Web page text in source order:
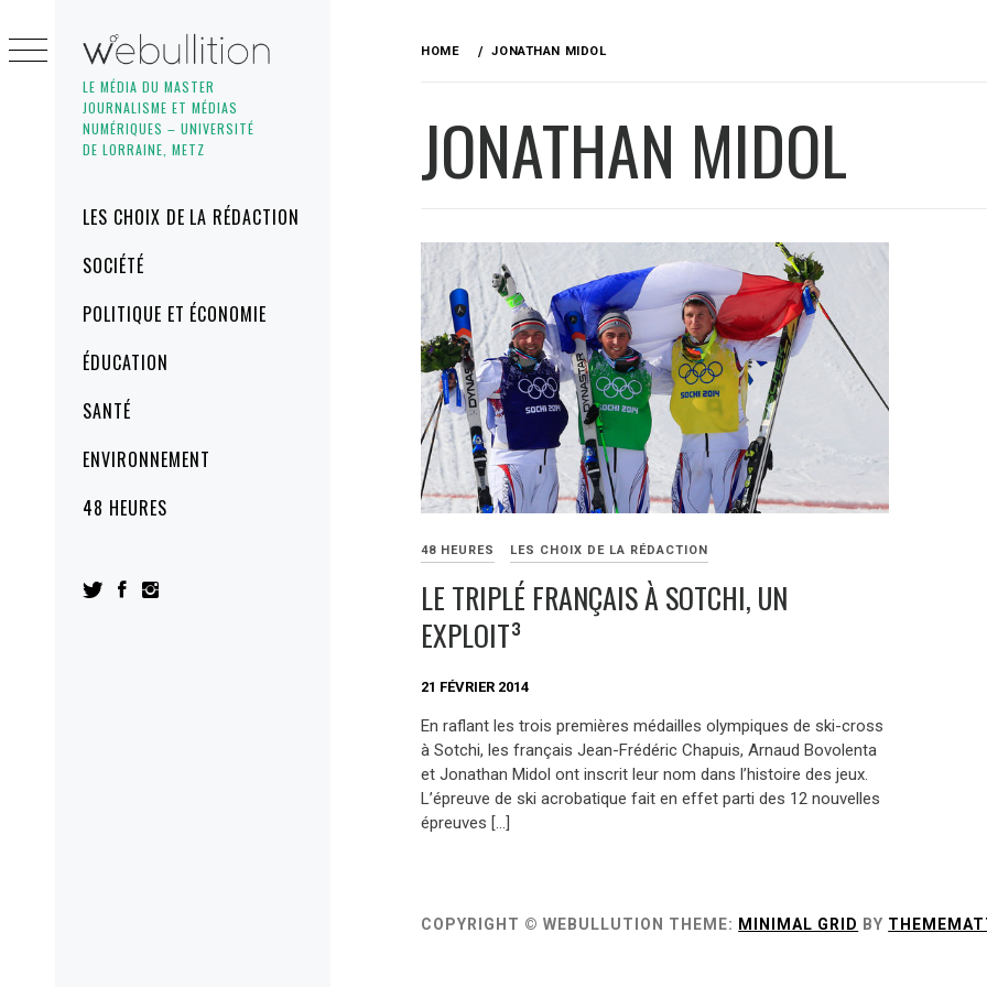
LE MÉDIA DU MASTER
JOURNALISME ET MÉDIAS
NUMÉRIQUES – UNIVERSITÉ
DE LORRAINE, METZ
MenuLES CHOIX DE LA RÉDACTION
SOCIÉTÉ
POLITIQUE ET ÉCONOMIE
ÉDUCATION
SANTÉ
ENVIRONNEMENT
48 HEURES
to
content
HOME JONATHAN MIDOL
JONATHAN MIDOL
48 HEURES LES CHOIX DE LA RÉDACTION
LE TRIPLÉ FRANÇAIS À SOTCHI, UN
EXPLOIT³
21 FÉVRIER 2014
En raflant les trois premières médailles olympiques de ski-cross
à Sotchi, les français Jean-Frédéric Chapuis, Arnaud Bovolenta
et Jonathan Midol ont inscrit leur nom dans l’histoire des jeux.
L’épreuve de ski acrobatique fait en effet parti des 12 nouvelles
épreuves […]
COPYRIGHT © WEBULLUTION THEME: MINIMAL GRID BY